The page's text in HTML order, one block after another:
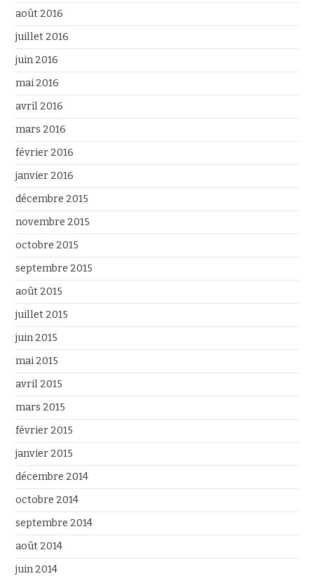
août 2016
juillet 2016
juin 2016
mai 2016
avril 2016
mars 2016
février 2016
janvier 2016
décembre 2015
novembre 2015
octobre 2015
septembre 2015
août 2015
juillet 2015
juin 2015
mai 2015
avril 2015
mars 2015
février 2015
janvier 2015
décembre 2014
octobre 2014
septembre 2014
août 2014
juin 2014